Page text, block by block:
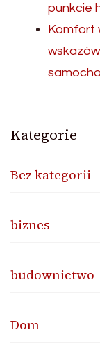
punkcie
Komfort
Kategorie
Bez kategorii
biznes
budownictwo
Dom